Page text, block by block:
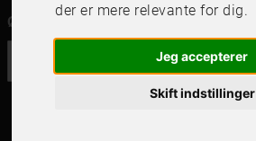
der er mere relevante for dig.
Jeg accepterer
Skift indstillinger
Ønsker du vores nyhedsbrev?